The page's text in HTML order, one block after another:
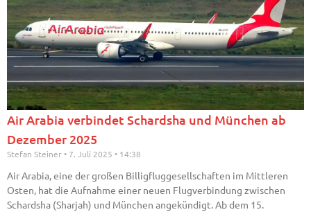
Air Arabia verbindet Schardsha und München ab
Dezember 2025
Stefan Steiner 7. Juli 2025 14:38
Air Arabia, eine der großen Billigfluggesellschaften im Mittleren
Osten, hat die Aufnahme einer neuen Flugverbindung zwischen
Schardsha (Sharjah) und München angekündigt. Ab dem 15.